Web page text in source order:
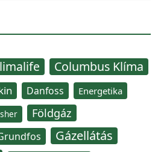
Columbus Klíma
Danfoss Energetika
Földgáz
Gázellátás